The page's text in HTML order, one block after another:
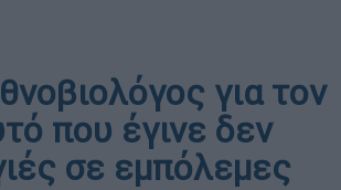
για τον
που έγινε δεν
σε εμπόλεμες